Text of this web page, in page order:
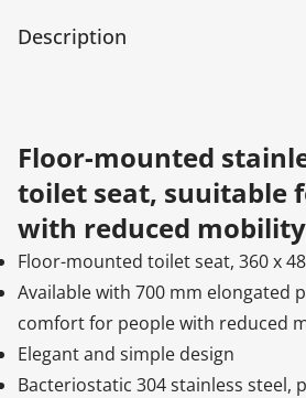
Description
Floor-mounted
toilet seat, suuitable
with reduced mobility
Floor-mounted toilet seat, 360 x
Available with 700 mm elongated
comfort for people with reduced
Elegant and simple design
Bacteriostatic 304 stainless steel,